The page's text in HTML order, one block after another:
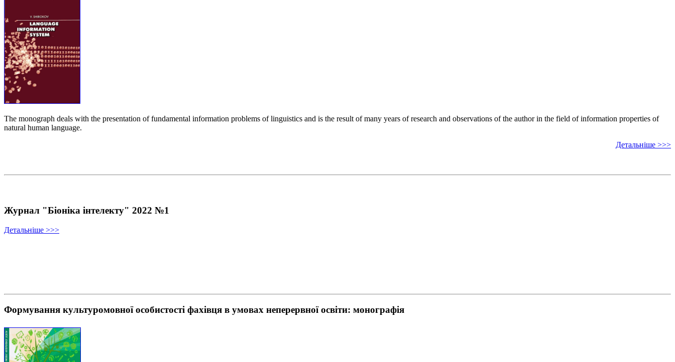
The monograph deals with the presentation of fundamental information problems of linguistics and is the result of many years of research and observations of the author in the field of information properties of
natural human language.
Детальніше >>>
Журнал "Біоніка інтелекту" 2022 №1
Детальніше >>>
Формування культуромовної особистості фахівця в умовах неперервної освіти: монографія